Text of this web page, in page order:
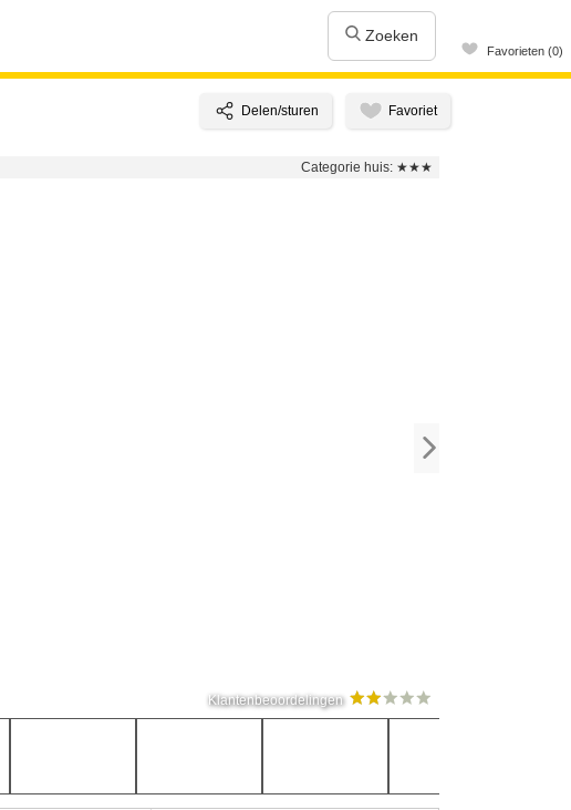
Zoeken
Favorieten (0)
Categorie huis: ★★★
Klantenbeoordelingen